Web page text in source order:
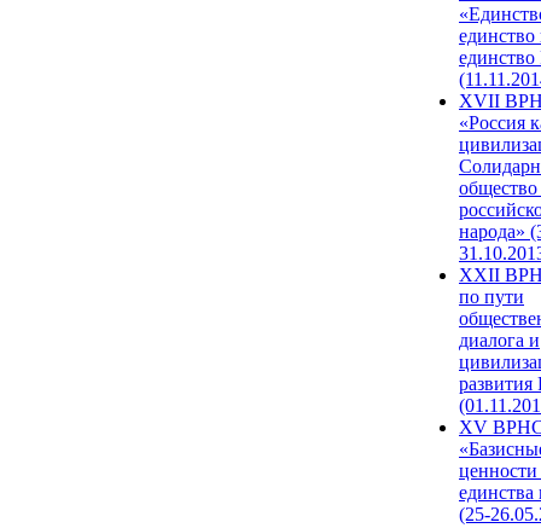
единство
единство
XVII
«Россия
народа»
XXII
по пути
диалога и
развития
XV
единства
(25-